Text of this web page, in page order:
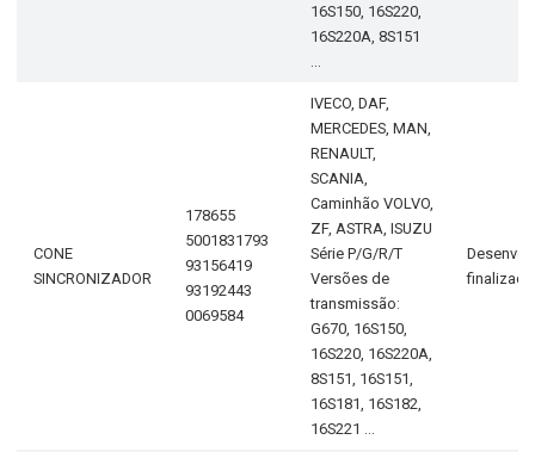
16S150, 16S220,
16S220A, 8S151
CONE
SINCRONIZADOR
178655
5001831793
93156419
93192443
0069584
IVECO, DAF,
MERCEDES, MAN,
RENAULT,
SCANIA,
Caminhão VOLVO,
ZF, ASTRA, ISUZU
Série P/G/R/T
Versões de
transmissão:
G670, 16S150,
16S220, 16S220A,
8S151, 16S151,
16S181, 16S182,
16S221 ...
finalizado